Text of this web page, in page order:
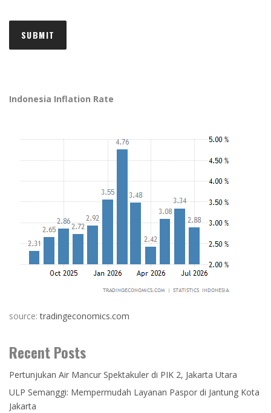
Indonesia Inflation Rate
source:tradingeconomics.com
Recent Posts
Pertunjukan Air Mancur Spektakuler di PIK 2, Jakarta Utara
ULP Semanggi: Mempermudah Layanan Paspor di Jantung Kota
Jakarta